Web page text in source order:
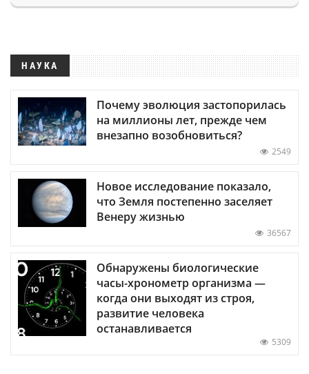
НАУКА
Почему эволюция застопорилась
на миллионы лет, прежде чем
внезапно возобновиться?
2549
Новое исследование показало,
что Земля постепенно заселяет
Венеру жизнью
36567
Обнаружены биологические
часы-хронометр организма —
когда они выходят из строя,
развитие человека
останавливается
5309